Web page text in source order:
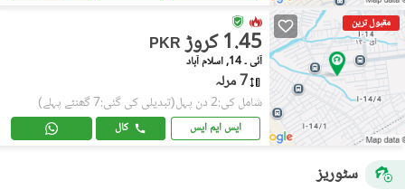
مقبول ترین
PKR 1.45 کروڑ
آئی ۔ 14, اسلام آباد
7 مرلہ
شامل کی:2 دن پہل (تبدیلی کی گئی:7 گھنٹے پہلے)
ایس ایم ایس کال
سٹوریز